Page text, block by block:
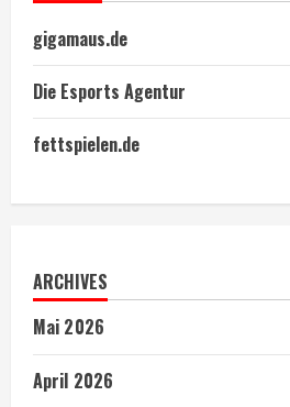
gigamaus.de
Die Esports Agentur
fettspielen.de
ARCHIVES
Mai 2026
April 2026